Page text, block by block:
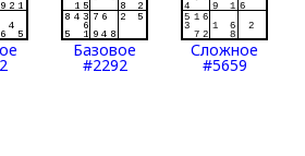
Базовое
#2292
Сложное
#5659